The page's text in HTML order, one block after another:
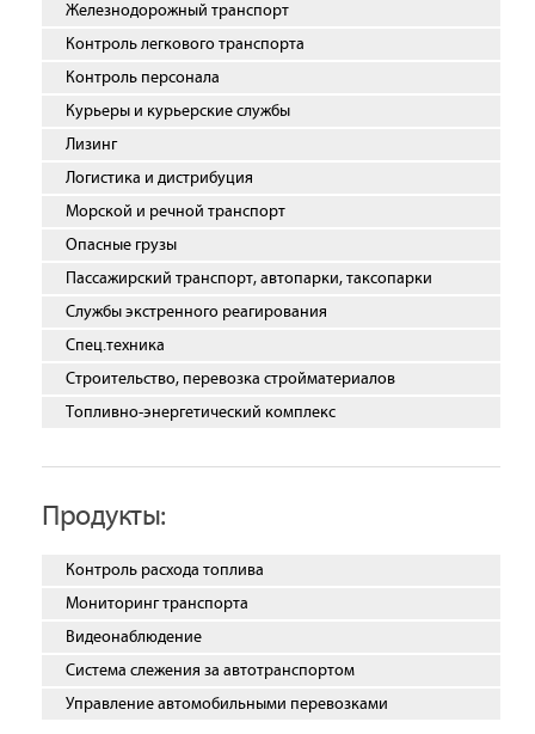
Железнодорожный транспорт
Контроль легкового транспорта
Контроль персонала
Курьеры и курьерские службы
Лизинг
Логистика и дистрибуция
Морской и речной транспорт
Опасные грузы
Пассажирский транспорт, автопарки, таксопарки
Службы экстренного реагирования
Спец.техника
Строительство, перевозка стройматериалов
Топливно-энергетический комплекс
Продукты:
Контроль расхода топлива
Мониторинг транспорта
Видеонаблюдение
Система слежения за автотранспортом
Управление автомобильными перевозками